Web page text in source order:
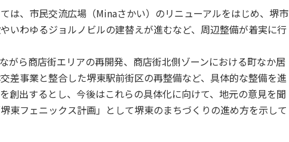
は、市民交流広場（Minaさかい）のリニューアルをはじめ、堺市
いわゆるジョルノビルの建替えが進むなど、周辺整備が着実に行
がら商店街エリアの再開発、商店街北側ゾーンにおける町なか居
差事業と整合した堺東駅前街区の再整備など、具体的な整備を進
創出するとし、今後はこれらの具体化に向けて、地元の意見を聞
東フェニックス計画」として堺東のまちづくりの進め方を示して